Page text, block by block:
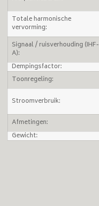
Totale harmonische
vervorming:
Signaal / ruisverhouding (IHF-
A):
Dempingsfactor:
Toonregeling:
Stroomverbruik:
Afmetingen:
Gewicht: